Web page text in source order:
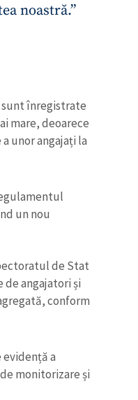
noastră.”
sunt înregistrate
mare, deoarece
unor angajați la
un nou
de Stat
angajatori și
conform
a
monitorizare și